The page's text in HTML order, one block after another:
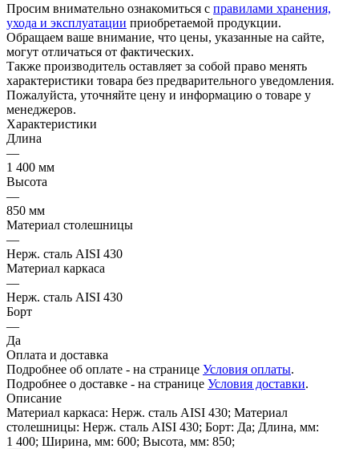
Просим внимательно ознакомиться с правилами хранения,
ухода и эксплуатации приобретаемой продукции.
Обращаем ваше внимание, что цены, указанные на сайте,
могут отличаться от фактических.
Также производитель оставляет за собой право менять
характеристики товара без предварительного уведомления.
Пожалуйста, уточняйте цену и информацию о товаре у
менеджеров.
Характеристики
Длина
—
1 400 мм
Высота
—
850 мм
Материал столешницы
—
Нерж. сталь AISI 430
Материал каркаса
—
Нерж. сталь AISI 430
Борт
—
Да
Оплата и доставка
Подробнее об оплате - на странице Условия оплаты.
Подробнее о доставке - на странице Условия доставки.
Описание
Материал каркаса: Нерж. сталь AISI 430; Материал
столешницы: Нерж. сталь AISI 430; Борт: Да; Длина, мм:
1 400; Ширина, мм: 600; Высота, мм: 850;